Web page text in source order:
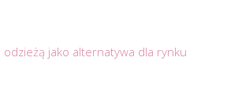
odzieżą jako alternatywa dla rynku